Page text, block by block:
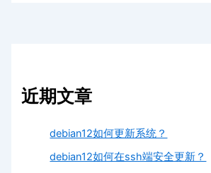
近期文章
debian12如何更新系统？
debian12如何在ssh端安全更新？